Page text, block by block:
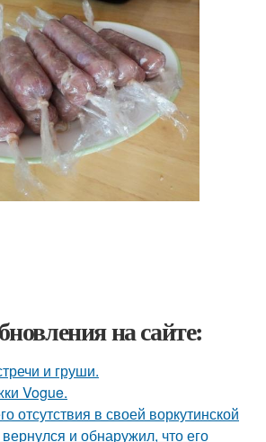
на сайте:
и груши.
Vogue.
отсутствия в своей воркутинской
и обнаружил, что его